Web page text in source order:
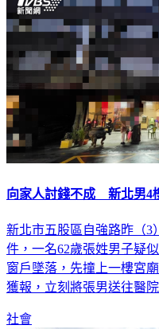
向家人討錢不成 新北男4
新北市五股區自強路昨（3
件，一名62歲張姓男子疑
窗戶墜落，先撞上一樓宮
獲報，立刻將張男送往醫
社會